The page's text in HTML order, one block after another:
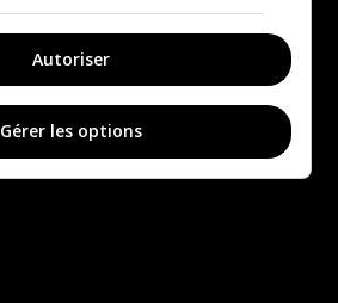
Autoriser
Gérer les options